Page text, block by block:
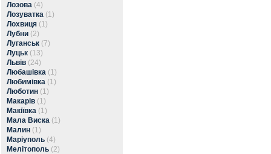
Лозова (4)
Лозуватка (1)
Лохвиця (1)
Лубни (2)
Луганськ (7)
Луцьк (13)
Львів (24)
Любашівка (1)
Любимівка (1)
Люботин (1)
Макарів (1)
Макіївка (1)
Мала Виска (1)
Малин (1)
Маріуполь (4)
Мелітополь (2)